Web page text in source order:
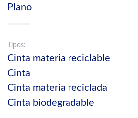
Plano
Tipos:
Cinta materia reciclable
Cinta
Cinta materia reciclada
Cinta biodegradable